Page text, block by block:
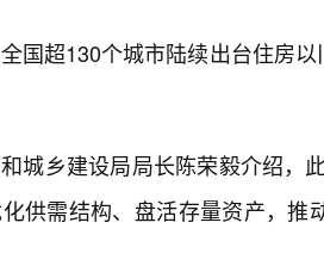
国超130个城市陆续出台住房
城乡建设局局长陈荣毅介绍，
供需结构、盘活存量资产，